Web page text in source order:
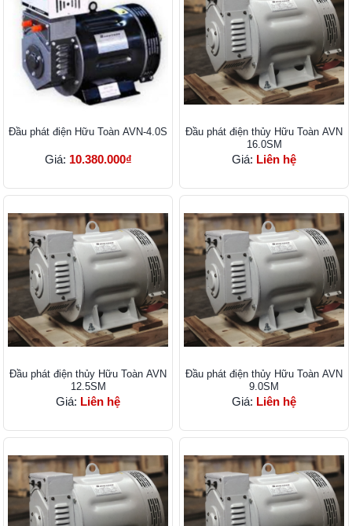
Đầu phát điện Hữu Toàn AVN-4.0S
Giá: 10.380.000₫
Đầu phát điện thủy Hữu Toàn AVN
16.0SM
Giá: Liên hệ
Đầu phát điện thủy Hữu Toàn AVN
12.5SM
Giá: Liên hệ
Đầu phát điện thủy Hữu Toàn AVN
9.0SM
Giá: Liên hệ